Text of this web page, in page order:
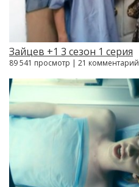
Зайцев +1 3 сезон 1 серия
89 541 просмотр | 21 комментарий